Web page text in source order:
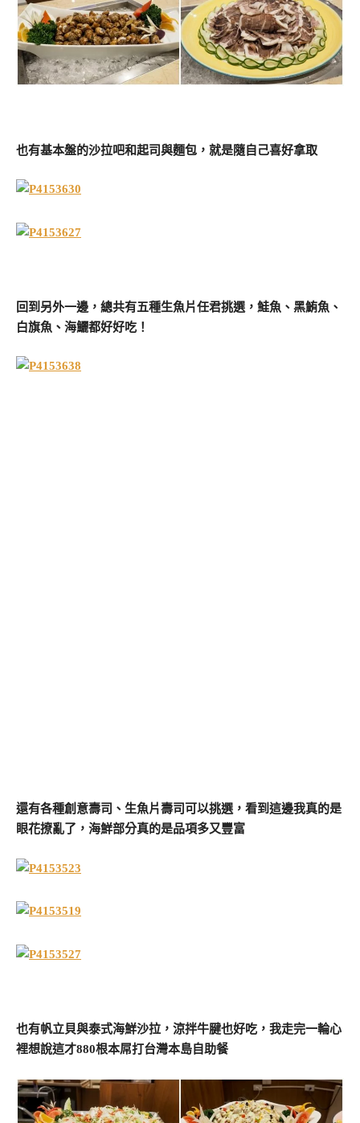
也有基本盤的沙拉吧和起司與麵包，就是隨自己喜好拿取
回到另外一邊，總共有五種生魚片任君挑選，鮭魚、黑鮪魚、
白旗魚、海鱺都好好吃！
還有各種創意壽司、生魚片壽司可以挑選，看到這邊我真的是
眼花撩亂了，海鮮部分真的是品項多又豐富
也有帆立貝與泰式海鮮沙拉，涼拌牛腱也好吃，我走完一輪心
裡想說這才880根本屌打台灣本島自助餐